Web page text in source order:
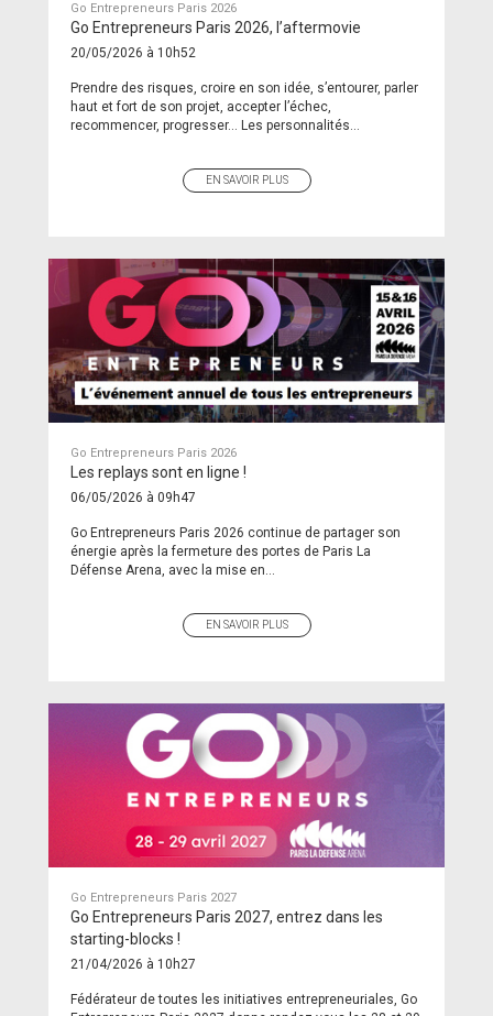
Go Entrepreneurs Paris 2026
Go Entrepreneurs Paris 2026, l’aftermovie
20/05/2026 à 10h52
Prendre des risques, croire en son idée, s’entourer, parler
haut et fort de son projet, accepter l’échec,
recommencer, progresser… Les personnalités...
EN SAVOIR PLUS
Go Entrepreneurs Paris 2026
Les replays sont en ligne !
06/05/2026 à 09h47
Go Entrepreneurs Paris 2026 continue de partager son
énergie après la fermeture des portes de Paris La
Défense Arena, avec la mise en...
EN SAVOIR PLUS
Go Entrepreneurs Paris 2027
Go Entrepreneurs Paris 2027, entrez dans les
starting-blocks !
21/04/2026 à 10h27
Fédérateur de toutes les initiatives entrepreneuriales, Go